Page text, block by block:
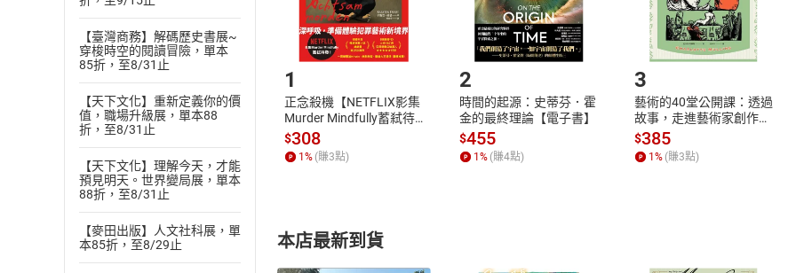
【臺灣商務】解碼歷史書展~
穿梭時空的閱讀冒險，單本
85折，至8/31止
【天下文化】重新定義你的價
值，職場升級展，單本88
折，至8/31止
【天下文化】理解今天，才能
預見明天。世界變局展，單本
88折，至8/31止
【麥田出版】人文社科展，單
本85折，至8/29止
Step1.選擇閱讀載具 Step2.登入
1
正念殺機【NETFLIX影集
Murder Mindfully蓄弒待
發】【電子書】
$308
1 % (賺3點)
2
時間的起源：史蒂芬．霍
金的最終理論【電子書】
$455
1 % (賺4點)
3
藝術的40堂公開課：透過
故事，走進藝術家創作現
場，看藝術如何誕生、如
何形塑人類生活【電子
書】
$385
1 % (賺3點)
本店最新到貨